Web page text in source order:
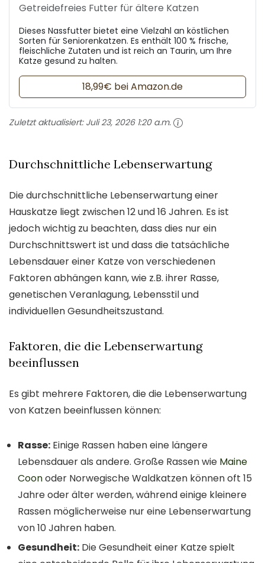
Getreidefreies Futter für ältere Katzen
Dieses Nassfutter bietet eine Vielzahl an köstlichen
Sorten für Seniorenkatzen. Es enthält 100 % frische,
fleischliche Zutaten und ist reich an Taurin, um Ihre
Katze gesund zu halten.
18,99€ bei Amazon.de
Zuletzt aktualisiert: Juli 23, 2026 1:20 a.m.
Durchschnittliche Lebenserwartung
Die durchschnittliche Lebenserwartung einer
Hauskatze liegt zwischen 12 und 16 Jahren. Es ist
jedoch wichtig zu beachten, dass dies nur ein
Durchschnittswert ist und dass die tatsächliche
Lebensdauer einer Katze von verschiedenen
Faktoren abhängen kann, wie z.B. ihrer Rasse,
genetischen Veranlagung, Lebensstil und
individuellen Gesundheitszustand.
Faktoren, die die Lebenserwartung
beeinflussen
Es gibt mehrere Faktoren, die die Lebenserwartung
von Katzen beeinflussen können:
Rasse: Einige Rassen haben eine längere
Lebensdauer als andere. Große Rassen wie Maine
Coonoder Norwegische Waldkatzen können oft 15
Jahre oder älter werden, während einige kleinere
Rassen möglicherweise nur eine Lebenserwartung
von 10 Jahren haben.
Gesundheit: Die Gesundheit einer Katze spielt